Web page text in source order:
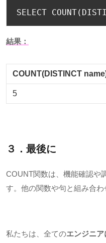
SELECT COUNT(
結果：
COUNT(DISTINCT
5
３．最後に
COUNT関数は、機能確認や
す。他の関数や句と組み合わ
私たちは、全てのエンジニ